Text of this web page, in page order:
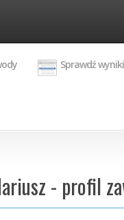
Sprawdź wyniki
- profil